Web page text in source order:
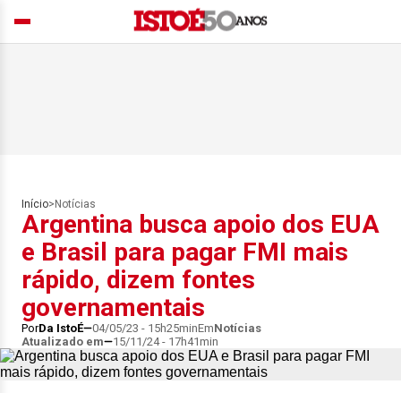
Início> Notícias
Argentina busca apoio dos EUA
e Brasil para pagar FMI mais
rápido, dizem fontes
governamentais
PorDa IstoÉ 04/05/23 - 15h25minEmNotícias
Atualizado em
15/11/24 - 17h41min